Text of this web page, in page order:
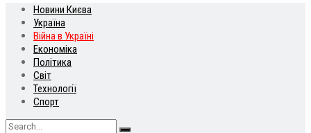
Новини Києва
Україна
Війна в Україні
Економіка
Політика
Світ
Технології
Спорт